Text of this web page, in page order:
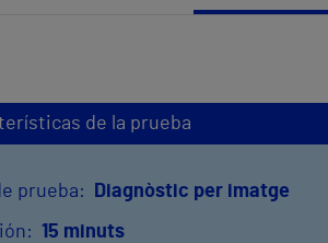
de la prueba
prueba: Diagnòstic per imatge
15 minuts